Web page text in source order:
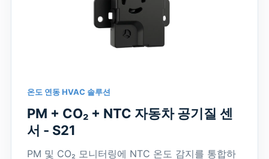
온도 연동 HVAC 솔루션
PM + CO₂ + NTC 자동차 공기질 센
서 - S21
PM 및 CO₂ 모니터링에 NTC 온도 감지를 통합하